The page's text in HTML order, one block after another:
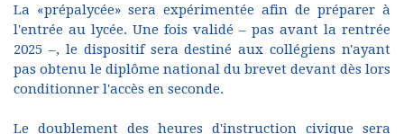
La «prépalycée» sera expérimentée afin de préparer à
l'entrée au lycée. Une fois validé – pas avant la rentrée
2025 –, le dispositif sera destiné aux collégiens n'ayant
pas obtenu le diplôme national du brevet devant dès lors
conditionner l'accès en seconde.
Le doublement des heures d'instruction civique sera